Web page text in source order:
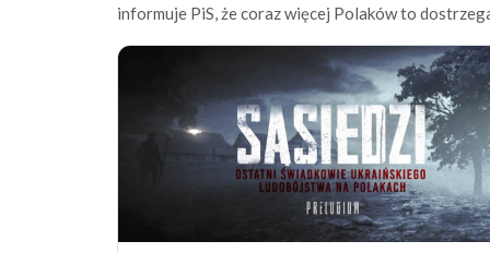
informuje PiS, że coraz więcej Polaków to